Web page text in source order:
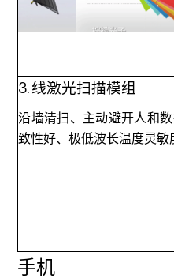
3. 线激光扫描模组
沿墙清扫、主动避开人和
致性好、极低波长温度灵
手机